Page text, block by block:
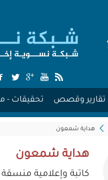
تقارير وقصص تحقيقات -
هداية شمعون
هداية شمعون
كاتبة وإعلامية